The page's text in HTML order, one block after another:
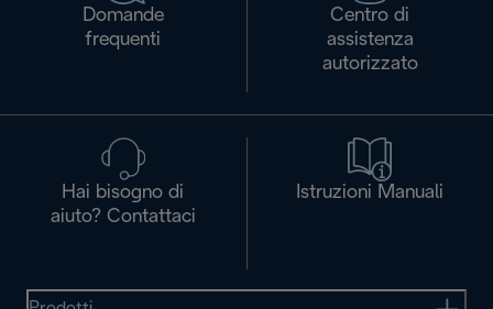
Domande
frequenti
Centro di
assistenza
autorizzato
Hai bisogno di
aiuto? Contattaci
Istruzioni Manuali